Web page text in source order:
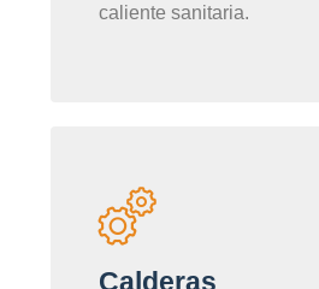
caliente sanitaria.
Calderas